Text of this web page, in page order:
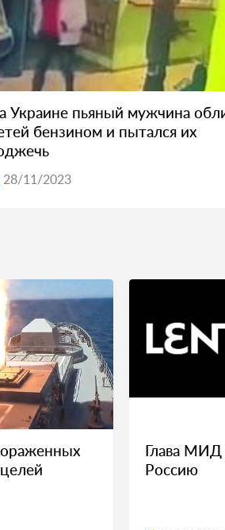
Украине пьяный мужчина
бензином и пытался их
28/11/2023
Глава
Россию